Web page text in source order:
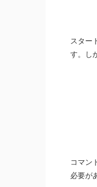
スター
す。し
コマン
必要が